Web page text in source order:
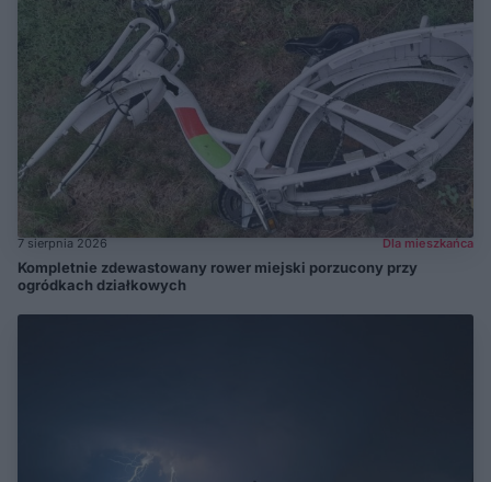
7 sierpnia 2026 Dla mieszkańca
Kompletnie zdewastowany rower miejski porzucony przy
ogródkach działkowych